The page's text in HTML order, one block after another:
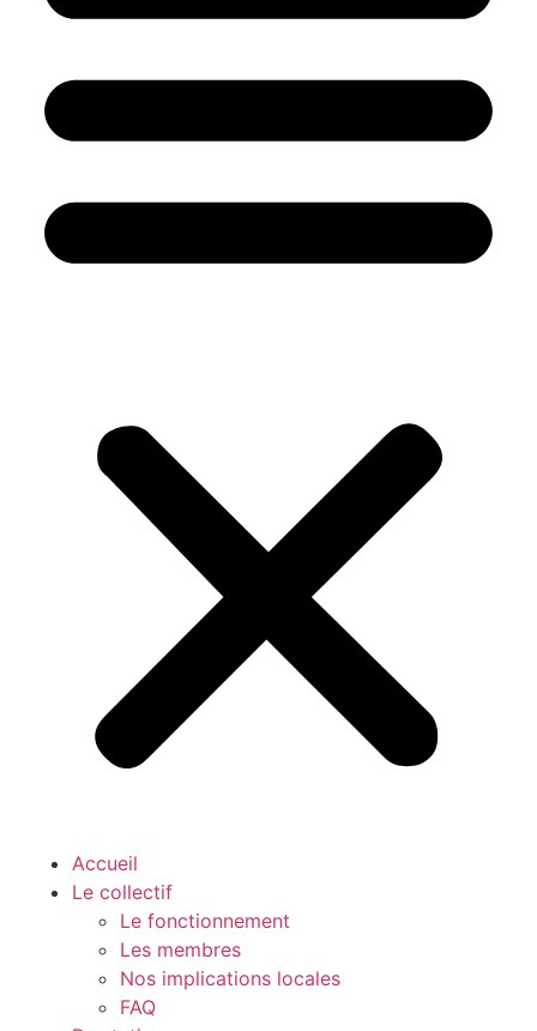
Accueil
Le collectif
Le fonctionnement
Les membres
Nos implications locales
FAQ